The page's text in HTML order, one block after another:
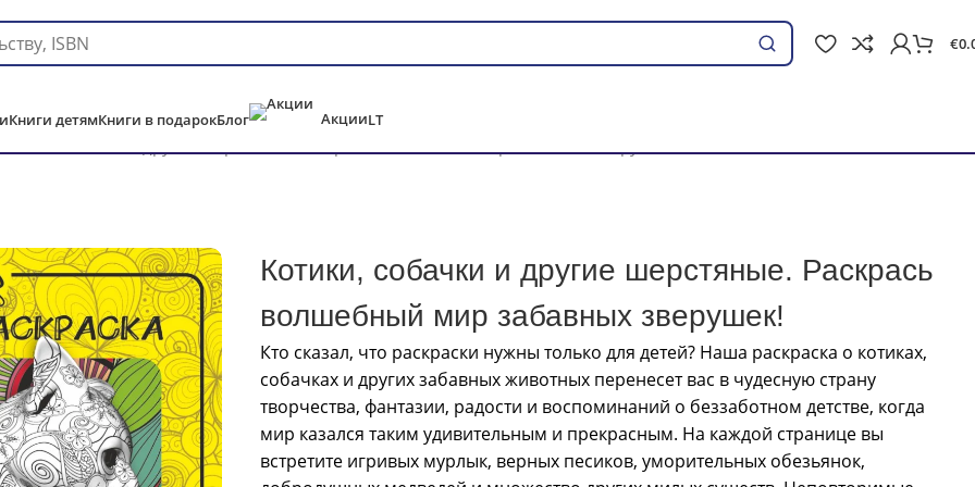
Поиск
€
Книги детямКниги в подарокБлог АкцииLT
Котики, собачки и другие шерстяные. Раскрась
волшебный мир забавных зверушек!
Кто сказал, что раскраски нужны только для детей? Наша раскраска о котиках,
собачках и других забавных животных перенесет вас в чудесную страну
творчества, фантазии, радости и воспоминаний о беззаботном детстве, когда
мир казался таким удивительным и прекрасным. На каждой странице вы
встретите игривых мурлык, верных песиков, уморительных обезьянок,